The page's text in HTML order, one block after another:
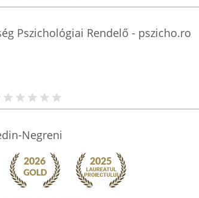
Pszichológiai Rendelő - pszicho.ro
Negreni